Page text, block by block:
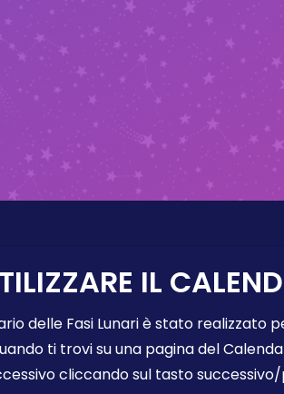
IL
delle Fasi Lunari è stato
ti trovi su una pagina del
cliccando sul tasto